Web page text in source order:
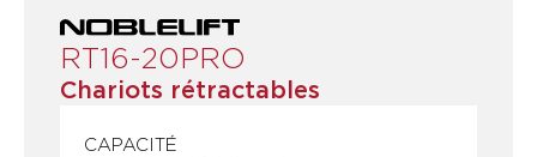
RT16-20PRO
Chariots rétractables
CAPACITÉ